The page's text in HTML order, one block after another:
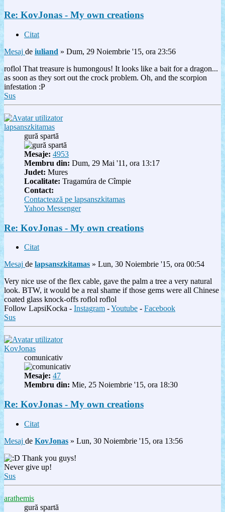
Re: KovJonas - My own creations
Citat
Mesaj de iuliand » Dum, 29 Noiembrie '15, ora 23:56
roflol That treasure is humongous! It looks like a bait for a dragon...
as soon as they sort out the crock problem. Oh, and the scorpion
infestation :P
Sus
lapsanszkitamas
gură spartă
Mesaje: 4953
Membru din: Dum, 29 Mai '11, ora 13:17
Judet: Mures
Localitate: Tragamúra de Cîmpie
Contact:
Contactează pe lapsanszkitamas
Yahoo Messenger
Re: KovJonas - My own creations
Citat
Mesaj de lapsanszkitamas » Lun, 30 Noiembrie '15, ora 00:54
Very nice use of the flex cable, gave the palm a tree a very natural
look. BTW, it would be a real shame if those gems were all Chinese
coated glass knock-offs roflol roflol
Follow LapsiKocka - Instagram -Youtube - Facebook
Sus
KovJonas
comunicativ
Mesaje: 47
Membru din: Mie, 25 Noiembrie '15, ora 18:30
Re: KovJonas - My own creations
Citat
Mesaj de KovJonas » Lun, 30 Noiembrie '15, ora 13:56
Thank you guys!
Never give up!
Sus
arathemis
gură spartă